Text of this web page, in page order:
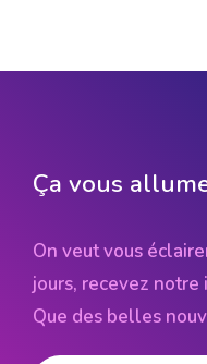
Ça vous
On veut vous
jours, recevez
Que des belles